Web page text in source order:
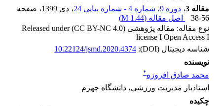
مقاله 3
، دوره 9، شماره 4 - شماره پیاپی 24 ، دی 1399
، صفحه
38-56
اصل مقاله (1.44 M
)
نوع مقاله: مقاله پژوهشی Released under (CC BY-NC 4.0)
license I Open Access I
شناسه دیجیتال (DOI):
10.22124/jsmd.2020.4374
نویسنده
محمد صادق افروزه*
استادیار مدیریت ورزشی، دانشگاه جهرم
چکیده